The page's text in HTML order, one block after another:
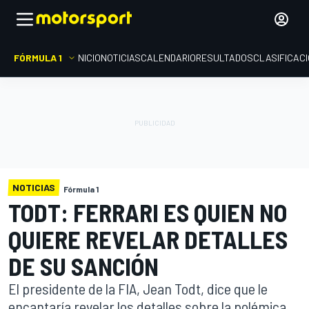
FÓRMULA 1 INICIONOTICIASCALENDARIORESULTADOS
NOTICIAS Fórmula 1
TODT: FERRARI ES QUIEN NO
QUIERE REVELAR DETALLES
DE SU SANCIÓN
El presidente de la FIA, Jean Todt, dice que le